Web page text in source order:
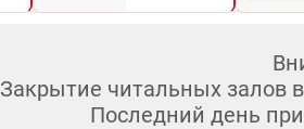
Закрытие читальных залов
Последний день